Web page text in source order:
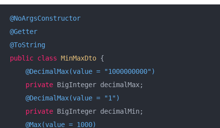
@NoArgsConstructor
@Getter
@ToString
public class MinMaxDto {
@DecimalMax(value = "1000000000")
private BigInteger decimalMax;
@DecimalMax(value = "1")
private BigInteger decimalMin;
@Max(value = 1000)